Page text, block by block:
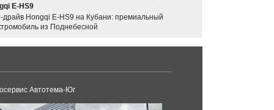
E-HS9
драйв Hongqi E-HS9 на Кубани: премиальный
из Поднебесной
Автотема-Юг